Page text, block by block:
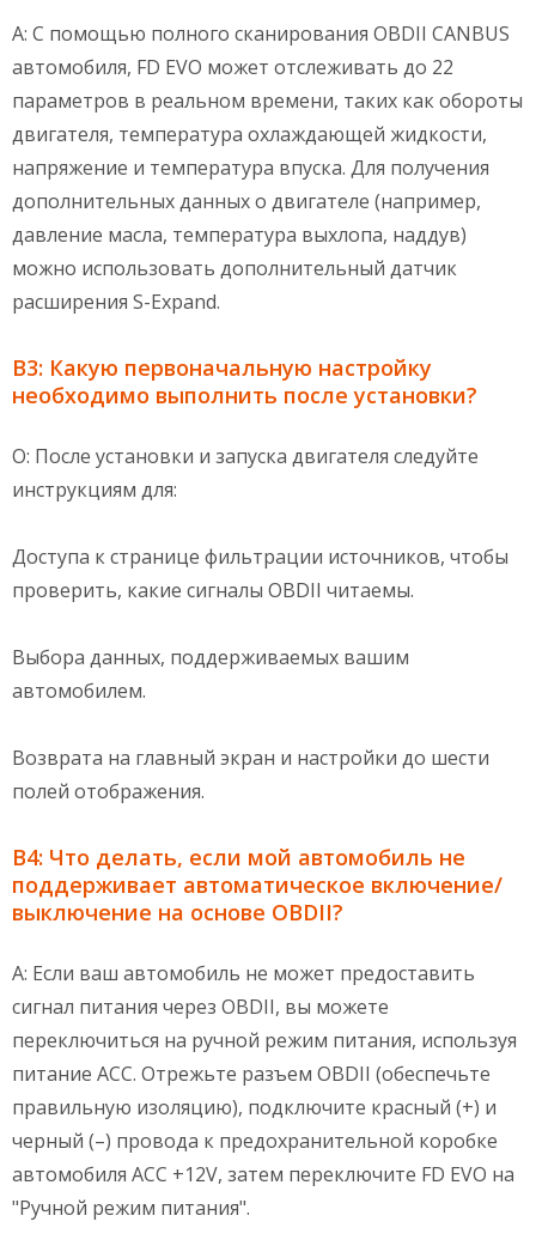
A: С помощью полного сканирования OBDII CANBUS
автомобиля, FD EVO может отслеживать до 22
параметров в реальном времени, таких как обороты
двигателя, температура охлаждающей жидкости,
напряжение и температура впуска. Для получения
дополнительных данных о двигателе (например,
давление масла, температура выхлопа, наддув)
можно использовать дополнительный датчик
расширения S-Expand.
В3: Какую первоначальную настройку
необходимо выполнить после установки?
О: После установки и запуска двигателя следуйте
инструкциям для:
Доступа к странице фильтрации источников, чтобы
проверить, какие сигналы OBDII читаемы.
Выбора данных, поддерживаемых вашим
автомобилем.
Возврата на главный экран и настройки до шести
полей отображения.
В4: Что делать, если мой автомобиль не
поддерживает автоматическое включение/
выключение на основе OBDII?
A: Если ваш автомобиль не может предоставить
сигнал питания через OBDII, вы можете
переключиться на ручной режим питания, используя
питание ACC. Отрежьте разъем OBDII (обеспечьте
правильную изоляцию), подключите красный (+) и
черный (–) провода к предохранительной коробке
автомобиля ACC +12V, затем переключите FD EVO на
"Ручной режим питания".